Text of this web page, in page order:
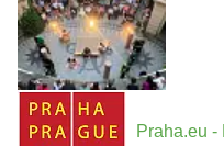
Praha.eu -